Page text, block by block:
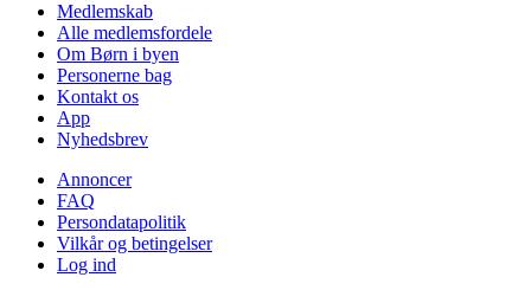
Medlemskab
Alle medlemsfordele
Om Børn i byen
Personerne bag
Kontakt os
App
Nyhedsbrev
Annoncer
FAQ
Persondatapolitik
Vilkår og betingelser
Log ind